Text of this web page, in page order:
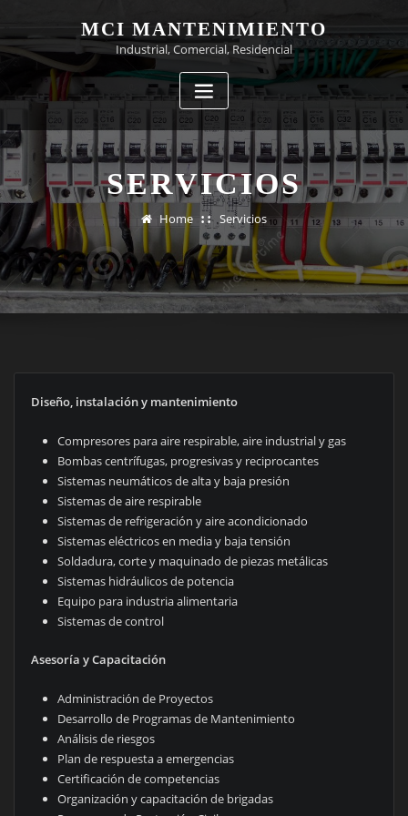
content
MCI MANTENIMIENTO
Industrial, Comercial, Residencial
SERVICIOS
Home Servicios
Diseño, instalación y mantenimiento
Compresores para aire respirable, aire industrial y gas
Bombas centrífugas, progresivas y reciprocantes
Sistemas neumáticos de alta y baja presión
Sistemas de aire respirable
Sistemas de refrigeración y aire acondicionado
Sistemas eléctricos en media y baja tensión
Soldadura, corte y maquinado de piezas metálicas
Sistemas hidráulicos de potencia
Equipo para industria alimentaria
Sistemas de control
Asesoría y Capacitación
Administración de Proyectos
Desarrollo de Programas de Mantenimiento
Análisis de riesgos
Plan de respuesta a emergencias
Certificación de competencias
Organización y capacitación de brigadas